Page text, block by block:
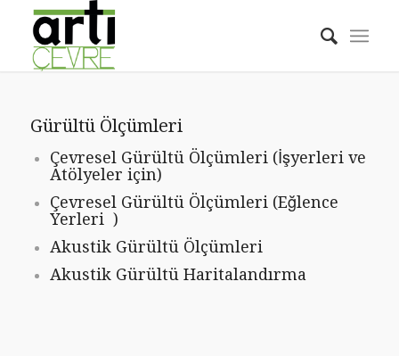
Gürültü Ölçümleri
Çevresel Gürültü Ölçümleri (İşyerleri ve
Atölyeler için)
Çevresel Gürültü Ölçümleri (Eğlence
Yerleri )
Akustik Gürültü Ölçümleri
Akustik Gürültü Haritalandırma